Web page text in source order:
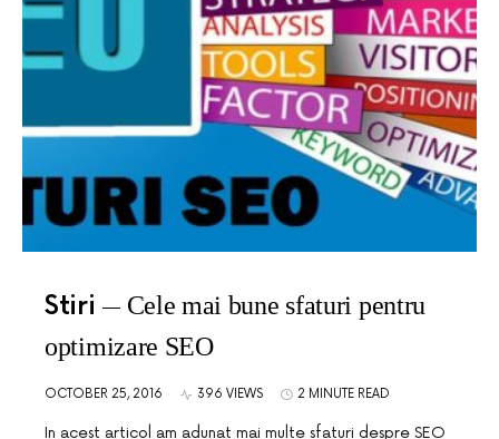
Stiri
Cele mai bune sfaturi pentru
optimizare SEO
OCTOBER 25, 2016 396 VIEWS 2 MINUTE READ
In acest articol am adunat mai multe sfaturi despre SEO